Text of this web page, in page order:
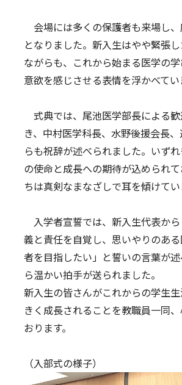
会場には多くの保護者も来場し
となりました。新入生はやや緊張
ながらも、これから始まる医学の
意欲を感じさせる表情を浮かべてい
式典では、尾池医学部長による
き、中村医学科長、水野後援会長
らも祝辞が述べられました。いず
の使命と成長への期待が込められ
ちは真剣なまなざしで耳を傾けてい
入学者宣誓では、新入生代表か
義と責任を自覚し、思いやりのあ
者を目指したい」と誓いの言葉が
ら温かい拍手が送られました。
新入生の皆さんがこれからの学生
きく成長されることを教職員一同
おります。
（入部式の様子）
学内専用情報
お問合せ